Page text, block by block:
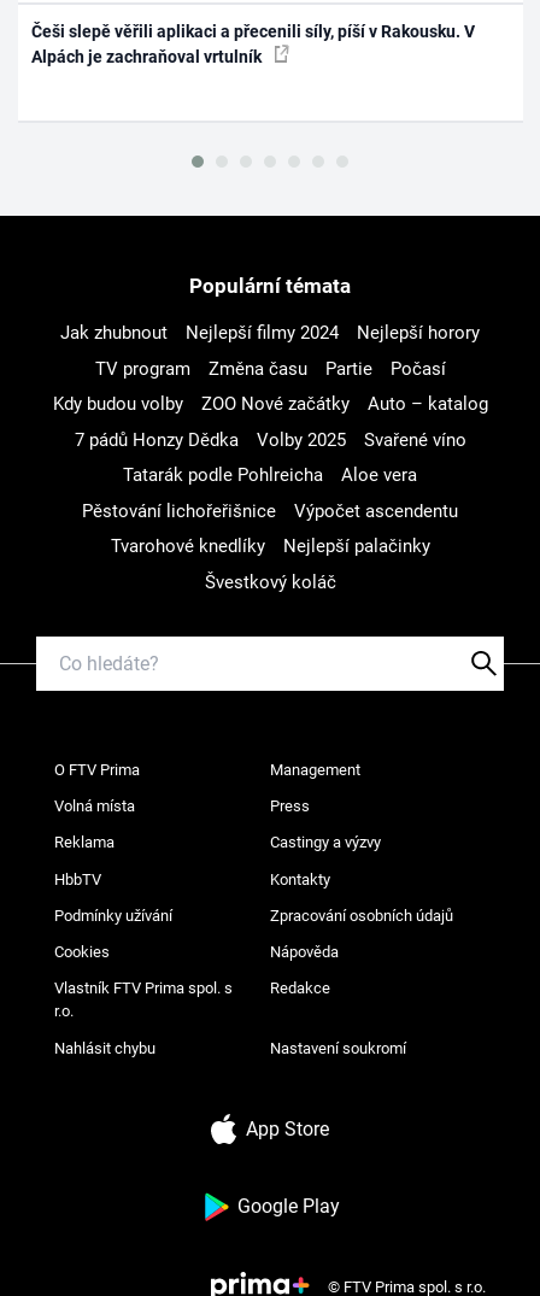
Češi slepě věřili aplikaci a přecenili síly, píší v Rakousku. V
Alpách je zachraňoval vrtulník
Populární témata
Jak zhubnout Nejlepší filmy 2024
Nejlepší horory
TV program
Změna času Partie
Počasí
Kdy budou volby
ZOO Nové začátky
Auto – katalog
7 pádů Honzy Dědka
Volby 2025
Svařené víno
Tatarák podle Pohlreicha
Aloe vera
Pěstování lichořeřišnice
Výpočet ascendentu
Tvarohové knedlíky
Nejlepší palačinky
Švestkový koláč
O FTV Prima Management
Volná místa Press
Reklama Castingy a výzvy
HbbTV Kontakty
Podmínky užívání Zpracování osobních údajů
Cookies Nápověda
Vlastník FTV Prima spol. s
r.o.
Redakce
Nahlásit chybu Nastavení soukromí
App Store
Google Play
© FTV Prima spol. s r.o.